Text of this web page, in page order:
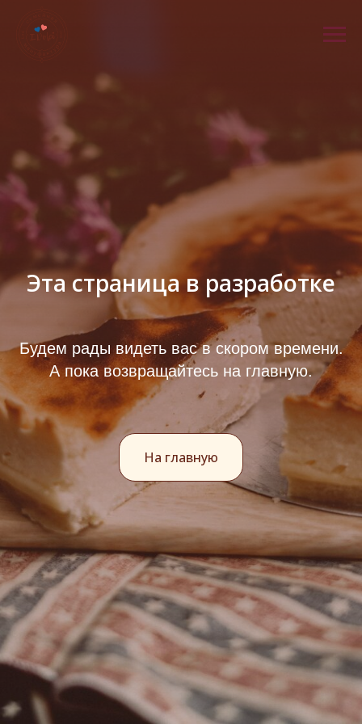
Эта страница в разработке
Будем рады видеть вас в скором времени.
А пока возвращайтесь на главную.
На главную